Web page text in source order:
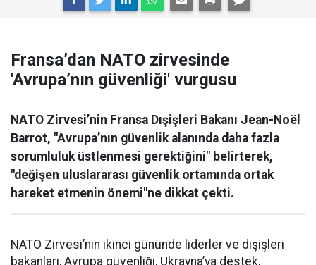
Fransa’dan NATO zirvesinde
'Avrupa’nın güvenliği' vurgusu
NATO Zirvesi’nin Fransa Dışişleri Bakanı Jean-Noël
Barrot, "Avrupa’nın güvenlik alanında daha fazla
sorumluluk üstlenmesi gerektiğini" belirterek,
"değişen uluslararası güvenlik ortamında ortak
hareket etmenin önemi"ne dikkat çekti.
NATO Zirvesi’nin ikinci gününde liderler ve dışişleri
bakanları, Avrupa güvenliği, Ukrayna’ya destek,